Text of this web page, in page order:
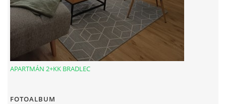
APARTMÁN 2+KK BRADLEC
FOTOALBUM